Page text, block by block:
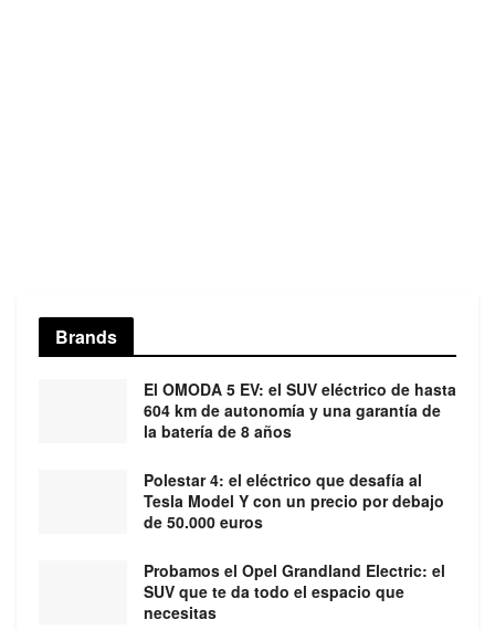
Brands
El OMODA 5 EV: el SUV eléctrico de hasta
604 km de autonomía y una garantía de
la batería de 8 años
Polestar 4: el eléctrico que desafía al
Tesla Model Y con un precio por debajo
de 50.000 euros
Probamos el Opel Grandland Electric: el
SUV que te da todo el espacio que
necesitas